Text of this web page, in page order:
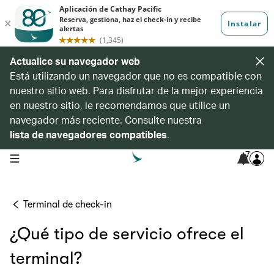
Actualice su navegador web
Está utilizando un navegador que no es compatible con
nuestro sitio web. Para disfrutar de la mejor experiencia
en nuestro sitio, le recomendamos que utilice un
navegador más reciente. Consulte nuestra
lista de navegadores compatibles.
open navigation menu 7
Terminal de check-in
¿Qué tipo de servicio ofrece el
terminal?